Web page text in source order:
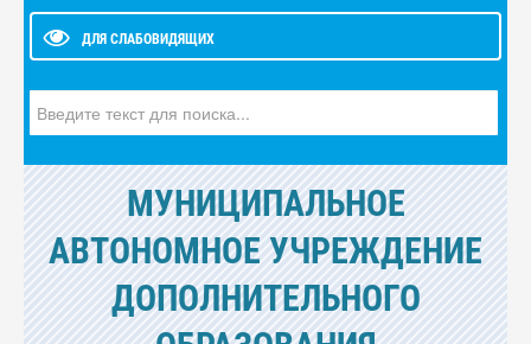
ДЛЯ СЛАБОВИДЯЩИХ
МУНИЦИПАЛЬНОЕ
АВТОНОМНОЕ УЧРЕЖДЕНИЕ
ДОПОЛНИТЕЛЬНОГО